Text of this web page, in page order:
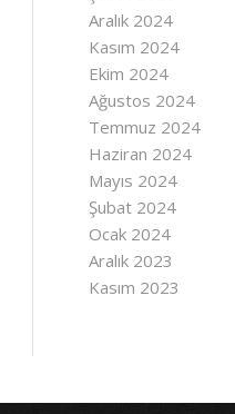
Aralık 2024
Kasım 2024
Ekim 2024
Ağustos 2024
Temmuz 2024
Haziran 2024
Mayıs 2024
Şubat 2024
Ocak 2024
Aralık 2023
Kasım 2023